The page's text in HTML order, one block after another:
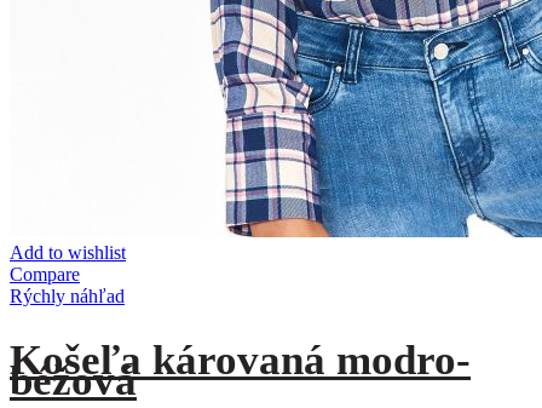
Add to wishlist
Compare
Rýchly náhľad
Košeľa károvaná modro-
béžová